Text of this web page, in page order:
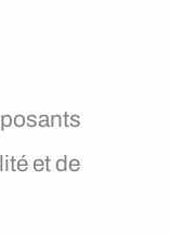
et de